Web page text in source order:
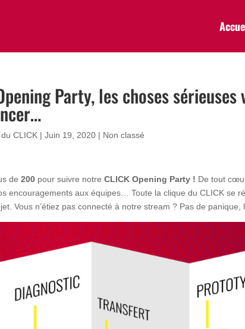
Party, les choses
CLICK |Juin 19, 2020 | Non classé
de200 pour suivre notreCLICK Opening Party ! De tout
encouragements aux équipes… Toute la clique du CLICK se
Vous n’étiez pas connecté à notre stream ? Pas de